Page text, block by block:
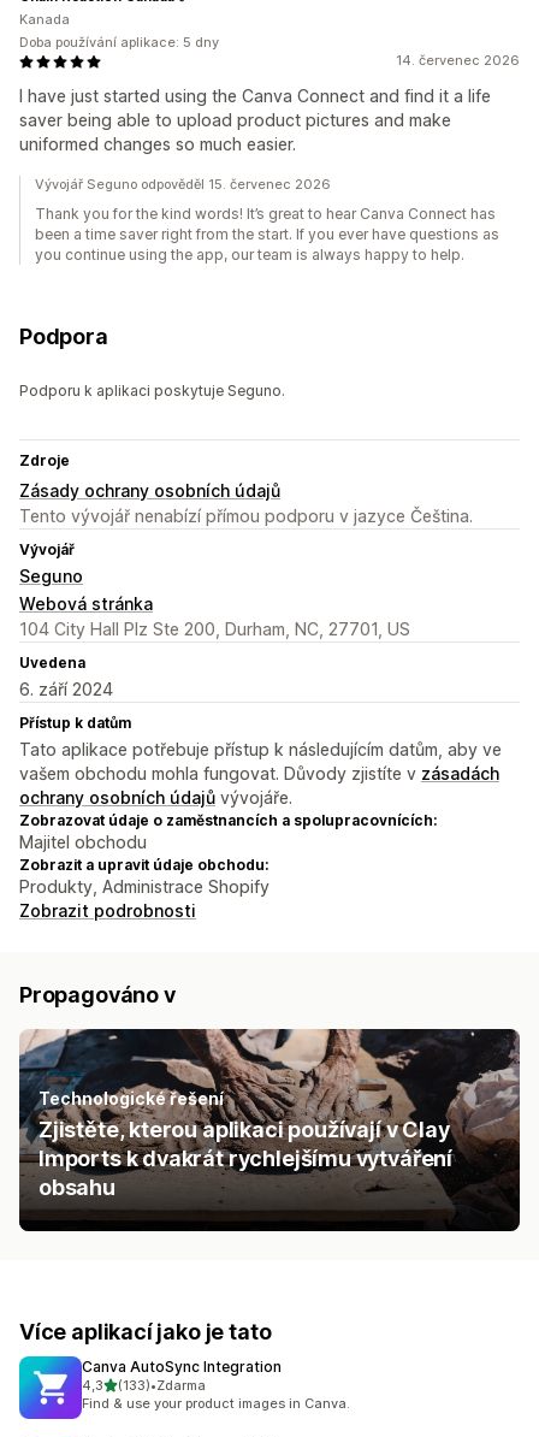
14. červenec 2026
I have just started using the Canva Connect and find it a life
saver being able to upload product pictures and make
uniformed changes so much easier.
Kanada
Doba používání aplikace: 5 dny
Vývojář Seguno odpověděl 15. červenec 2026
Thank you for the kind words! It’s great to hear Canva Connect has
been a time saver right from the start. If you ever have questions as
you continue using the app, our team is always happy to help.
Podpora
Podporu k aplikaci poskytuje Seguno.
Zdroje
Zásady ochrany osobních údajů
Tento vývojář nenabízí přímou podporu v jazyce Čeština.
Vývojář
Seguno
Webová stránka
104 City Hall Plz Ste 200, Durham, NC, 27701, US
Uvedena
6. září 2024
Přístup k datům
Tato aplikace potřebuje přístup k následujícím datům, aby ve
vašem obchodu mohla fungovat. Důvody zjistíte v zásadách
ochrany osobních údajů vývojáře.
Zobrazovat údaje o zaměstnancích a spolupracovnících:
Majitel obchodu
Zobrazit a upravit údaje obchodu:
Produkty, Administrace Shopify
Zobrazit podrobnosti
Propagováno v
Technologické řešení
Zjistěte, kterou aplikaci používají v Clay
Imports k dvakrát rychlejšímu vytváření
obsahu
Více aplikací jako je tato
Canva AutoSync Integration
4,3z 5 hvězd
(133)
Celkový počet recenzí: 133
•Zdarma
Find & use your product images in Canva.